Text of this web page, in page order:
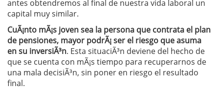
antes obtendremos al final de nuestra vida laboral un
capital muy similar.
CuÃ¡nto mÃ¡s joven sea la persona que contrata el plan
de pensiones, mayor podrÃ¡ ser el riesgo que asuma
en su inversiÃ³n. Esta situaciÃ³n deviene del hecho de
que se cuenta con mÃ¡s tiempo para recuperarnos de
una mala decisiÃ³n, sin poner en riesgo el resultado
final.